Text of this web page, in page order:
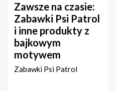
Zawsze na czasie:
Zabawki Psi Patrol
i inne produkty z
bajkowym
motywem
Zabawki Psi Patrol